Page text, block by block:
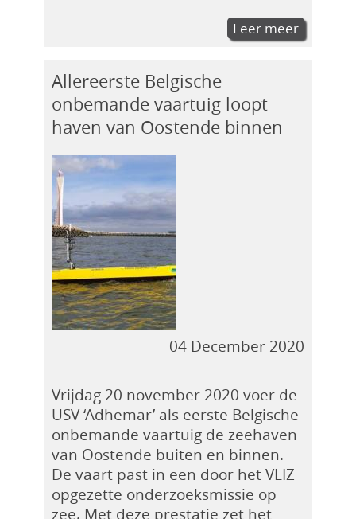
Leer meer
Allereerste Belgische
onbemande vaartuig loopt
haven van Oostende binnen
04 December 2020
Vrijdag 20 november 2020 voer de
USV ‘Adhemar’ als eerste Belgische
onbemande vaartuig de zeehaven
van Oostende buiten en binnen.
De vaart past in een door het VLIZ
opgezette onderzoeksmissie op
zee. Met deze prestatie zet het